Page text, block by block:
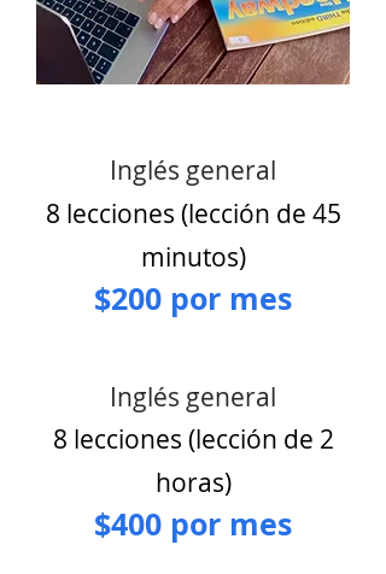
Inglés general
8 lecciones (lección de 45
minutos)
$200 por mes
Inglés general
8 lecciones (lección de 2
horas)
$400 por mes